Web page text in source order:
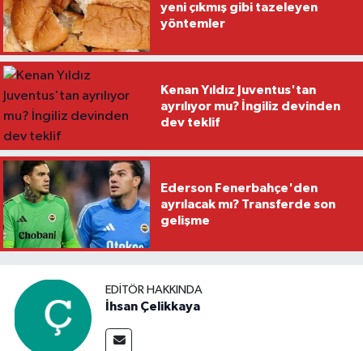
yeni çıkmış gibi tazeleyen
yöntemler
Kenan Yıldız Juventus'tan
ayrılıyor mu? İngiliz devinden
dev teklif
Ederson Fenerbahçe'den
ayrılacak mı? Transferde son
gelişme
EDITÖR HAKKINDA
İhsan Çelikkaya